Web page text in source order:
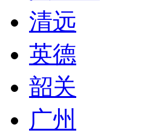
清远
英德
韶关
广州